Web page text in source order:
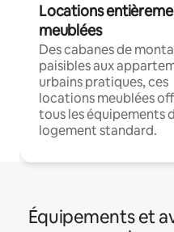
Locations
meublées
Des cabanes de
paisibles aux
urbains pratiques, ces
locations meublées
tous les équipements
logement standard.
Équipements et